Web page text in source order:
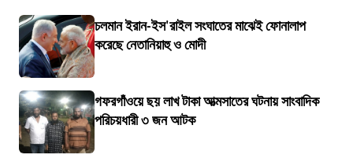
চলমান ইরান-ইস'রাইল সংঘাতের মাঝেই ফোনালাপ
করেছে নেতানিয়াহু ও মোদী
গফরগাঁওয়ে ছয় লাখ টাকা আত্মসাতের ঘটনায় সাংবাদিক
পরিচয়ধারী ৩ জন আটক